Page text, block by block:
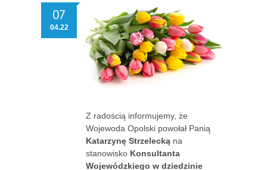
07
04.22
Z radością informujemy, że
Wojewoda Opolski powołał Panią
Katarzynę Strzelecką na
stanowisko Konsultanta
Wojewódzkiego w dziedzinie